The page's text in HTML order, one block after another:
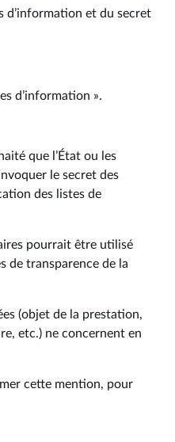
d’information et du secret
d’information ».
que l’État ou les
le secret des
des listes de
pourrait être utilisé
de transparence de la
(objet de la prestation,
etc.) ne concernent en
cette mention, pour